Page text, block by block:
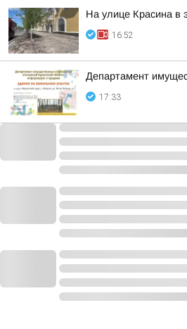
На улице Красина в
16:52
Департамент
17:33